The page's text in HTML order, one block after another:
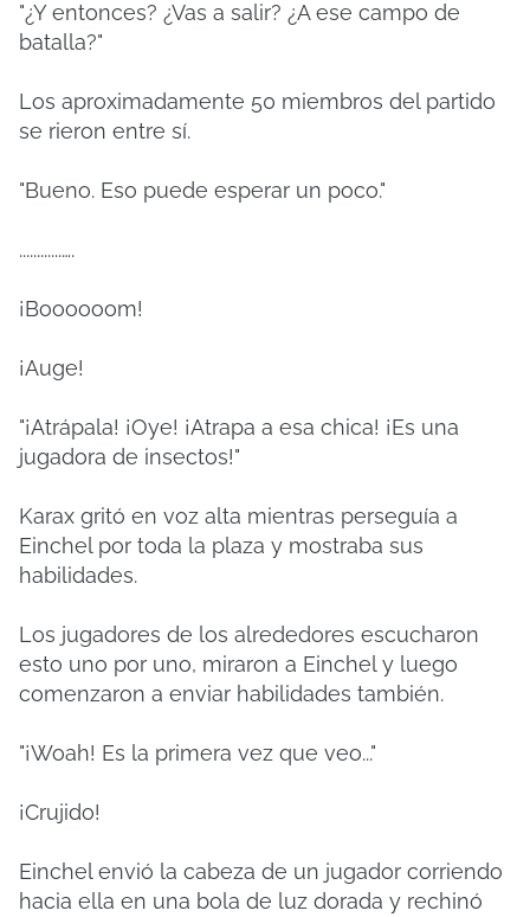
"¿Y entonces? ¿Vas a salir? ¿A ese campo de
batalla?"
Los aproximadamente 50 miembros del partido
se rieron entre sí.
"Bueno. Eso puede esperar un poco."
............….
¡Boooooom!
¡Auge!
"¡Atrápala! ¡Oye! ¡Atrapa a esa chica! ¡Es una
jugadora de insectos!"
Karax gritó en voz alta mientras perseguía a
Einchel por toda la plaza y mostraba sus
habilidades.
Los jugadores de los alrededores escucharon
esto uno por uno, miraron a Einchel y luego
comenzaron a enviar habilidades también.
"¡Woah! Es la primera vez que veo..."
¡Crujido!
Einchel envió la cabeza de un jugador corriendo
hacia ella en una bola de luz dorada y rechinó